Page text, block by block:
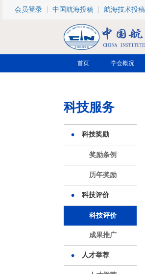
跳转到主要内容
会员登录 中国航海投稿 航海技术投稿
首页 学会概况
科技服务
科技奖励
奖励条例
历年奖励
科技评价
科技评价
成果推广
人才举荐